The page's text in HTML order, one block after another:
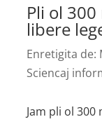
Pli ol
libere
Enretigita de:
Sciencaj
Jam pli ol